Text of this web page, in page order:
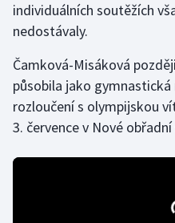
Judo
Krasobruslení
Lezení
Lyže a snowboard
individuálních soutěžích
nedostávaly.
Čamková-Misáková
působila jako
rozloučení s olympijskou
3. července v Nové